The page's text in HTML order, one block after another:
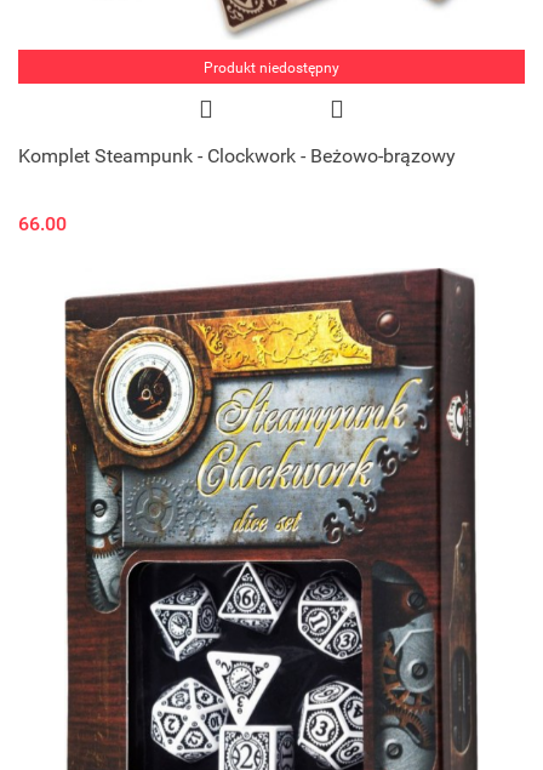
Produkt niedostępny
Komplet Steampunk - Clockwork - Beżowo-brązowy
66.00